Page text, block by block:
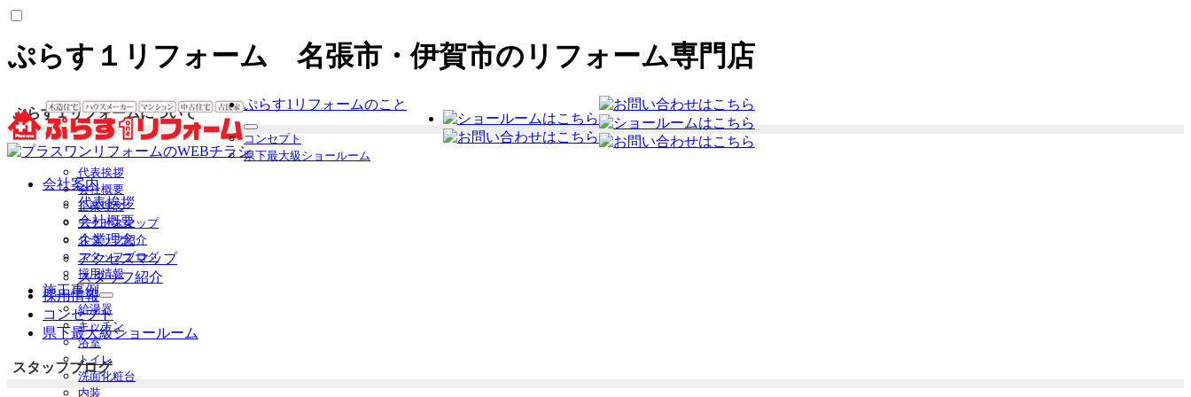
ぷらす１リフォーム 名張市・伊賀市のリフォーム専門店
ぷらす1リフォームのこと
サ
ブ
メ
コンセプト
県下最大級ショールーム
代表挨拶
会社概要
企業理念
アクセスマップ
スタッフ紹介
スタッフブログ
採用情報
施工事例
サ
ブ
メ
ュ
ー
給湯器
キッチン
浴室
トイレ
洗面化粧台
内装
ぷらす１リフォームについて
会社案内
代表挨拶
会社概要
企業理念
アクセスマップ
スタッフ紹介
採用情報
コンセプト
県下最大級ショールーム
スタッフブログ